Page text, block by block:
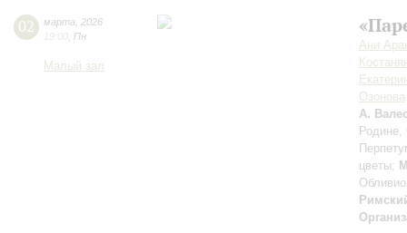
02 марта
2026
19:00 Пн
Малый зал
Ани
Озонова
А.
цветы;